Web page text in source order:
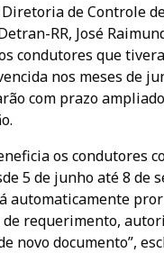
de Controle
RR, José
condutores que
nos meses de
com prazo
os condutores
5 de junho até 8 de
automaticamente
de requerimento,
novo documento”,